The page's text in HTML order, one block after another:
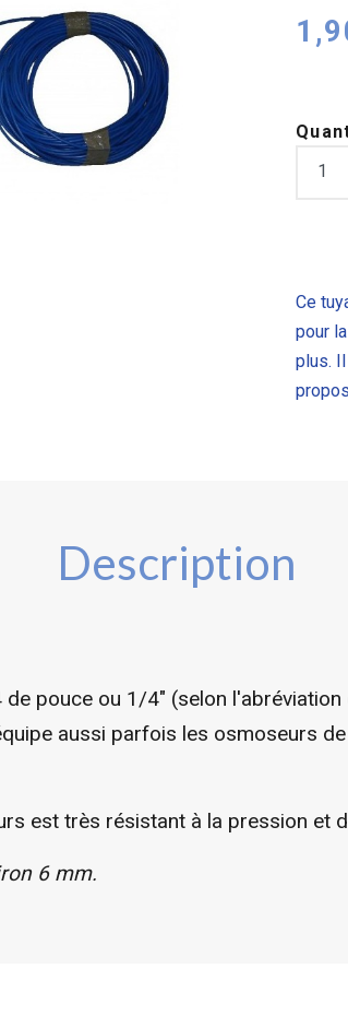
Ce
pour
plus.
Description
pouce ou 1/4" (selon
aussi parfois les osmoseurs
est très résistant à la pression et
6 mm.